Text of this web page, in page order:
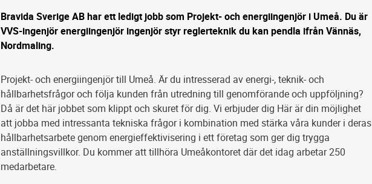
Bravida Sverige AB har ett ledigt jobb som Projekt- och energiingenjör i Umeå. Du är
VVS-ingenjör energiingenjör ingenjör styr reglerteknik du kan pendla ifrån Vännäs,
Nordmaling.
Projekt- och energiingenjör till Umeå. Är du intresserad av energi-, teknik- och
hållbarhetsfrågor och följa kunden från utredning till genomförande och uppföljning?
Då är det här jobbet som klippt och skuret för dig. Vi erbjuder dig Här är din möjlighet
att jobba med intressanta tekniska frågor i kombination med stärka våra kunder i deras
hållbarhetsarbete genom energieffektivisering i ett företag som ger dig trygga
anställningsvillkor. Du kommer att tillhöra Umeåkontoret där det idag arbetar 250
medarbetare.